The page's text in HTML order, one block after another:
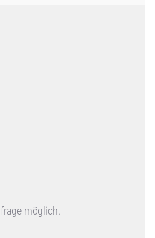
möglich.